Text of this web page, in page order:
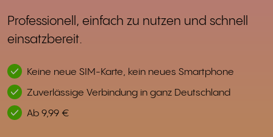
Professionell, einfach zu nutzen und schnell
einsatzbereit.
Keine neue SIM-Karte, kein neues Smartphone
Zuverlässige Verbindung in ganz Deutschland
Ab 9,99 €